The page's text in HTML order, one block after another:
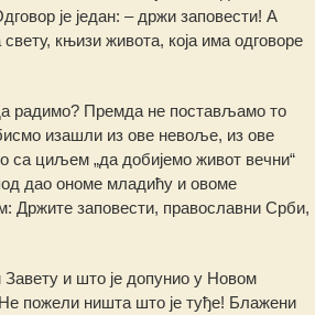
је један: – држи заповести! А
књизи живота, која има одговоре
радимо? Премда не постављамо то
изашли из ове невоље, из ове
са циљем „да добијемо живот вечни“
дао ономе младићу и овоме
Држите заповести, православни Срби,
и што је допунио у Новом
пожели ништа што је туђе! Блажени